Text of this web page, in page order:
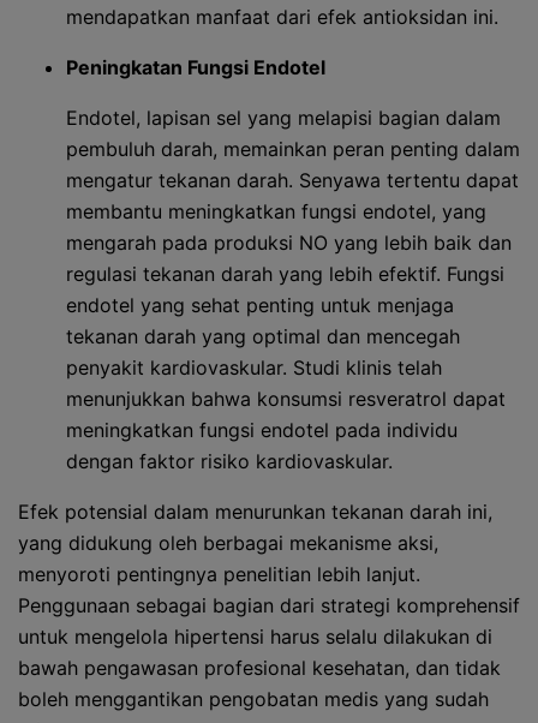
mendapatkan manfaat dari efek antioksidan ini.
Peningkatan Fungsi Endotel
Endotel, lapisan sel yang melapisi bagian dalam
pembuluh darah, memainkan peran penting dalam
mengatur tekanan darah. Senyawa tertentu dapat
membantu meningkatkan fungsi endotel, yang
mengarah pada produksi NO yang lebih baik dan
regulasi tekanan darah yang lebih efektif. Fungsi
endotel yang sehat penting untuk menjaga
tekanan darah yang optimal dan mencegah
penyakit kardiovaskular. Studi klinis telah
menunjukkan bahwa konsumsi resveratrol dapat
meningkatkan fungsi endotel pada individu
dengan faktor risiko kardiovaskular.
Efek potensial dalam menurunkan tekanan darah ini,
yang didukung oleh berbagai mekanisme aksi,
menyoroti pentingnya penelitian lebih lanjut.
Penggunaan sebagai bagian dari strategi komprehensif
untuk mengelola hipertensi harus selalu dilakukan di
bawah pengawasan profesional kesehatan, dan tidak
boleh menggantikan pengobatan medis yang sudah